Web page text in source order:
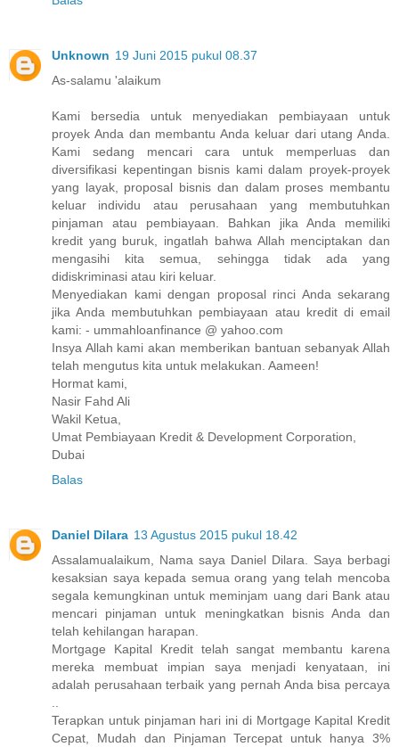
Unknown 19 Juni 2015 pukul 08.37
As-salamu 'alaikum
Kami bersedia untuk menyediakan pembiayaan untuk
proyek Anda dan membantu Anda keluar dari utang Anda.
Kami sedang mencari cara untuk memperluas dan
diversifikasi kepentingan bisnis kami dalam proyek-proyek
yang layak, proposal bisnis dan dalam proses membantu
keluar individu atau perusahaan yang membutuhkan
pinjaman atau pembiayaan. Bahkan jika Anda memiliki
kredit yang buruk, ingatlah bahwa Allah menciptakan dan
mengasihi kita semua, sehingga tidak ada yang
didiskriminasi atau kiri keluar.
Menyediakan kami dengan proposal rinci Anda sekarang
jika Anda membutuhkan pembiayaan atau kredit di email
kami: - ummahloanfinance @ yahoo.com
Insya Allah kami akan memberikan bantuan sebanyak Allah
telah mengutus kita untuk melakukan. Aameen!
Hormat kami,
Nasir Fahd Ali
Wakil Ketua,
Umat Pembiayaan Kredit & Development Corporation,
Dubai
Balas
Daniel Dilara 13 Agustus 2015 pukul 18.42
Assalamualaikum, Nama saya Daniel Dilara. Saya berbagi
kesaksian saya kepada semua orang yang telah mencoba
segala kemungkinan untuk meminjam uang dari Bank atau
mencari pinjaman untuk meningkatkan bisnis Anda dan
telah kehilangan harapan.
Mortgage Kapital Kredit telah sangat membantu karena
mereka membuat impian saya menjadi kenyataan, ini
adalah perusahaan terbaik yang pernah Anda bisa percaya
Terapkan untuk pinjaman hari ini di Mortgage Kapital Kredit
Cepat, Mudah dan Pinjaman Tercepat untuk hanya 3%